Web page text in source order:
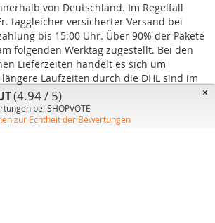
von Deutschland. Im Regelfall
taggleicher versicherter Versand bei
bis 15:00 Uhr. Über 90% der Pakete
folgenden Werktag zugestellt. Bei den
Lieferzeiten handelt es sich um
Laufzeiten durch die DHL sind im
und können von uns nicht beeinflusst
werden.
×
(4.94 / 5)
bei SHOPVOTE
zur Echtheit der Bewertungen